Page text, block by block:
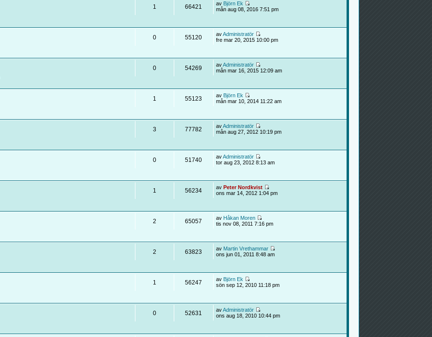
1 66421 av Björn Ek
mån aug 08, 2016 7:51 pm
0 55120 avAdministratör
fre mar 20, 2015 10:00 pm
0 54269 avAdministratör
mån mar 16, 2015 12:09 am
1 55123 av Björn Ek
mån mar 10, 2014 11:22 am
3 77782 avAdministratör
mån aug 27, 2012 10:19 pm
0 51740 avAdministratör
tor aug 23, 2012 8:13 am
1 56234 av Peter Nordkvist
ons mar 14, 2012 1:04 pm
2 65057 av Håkan Moren
tis nov 08, 2011 7:16 pm
2 63823 av Martin Vrethammar
ons jun 01, 2011 8:48 am
1 56247 av Björn Ek
sön sep 12, 2010 11:18 pm
0 52631 avAdministratör
ons aug 18, 2010 10:44 pm